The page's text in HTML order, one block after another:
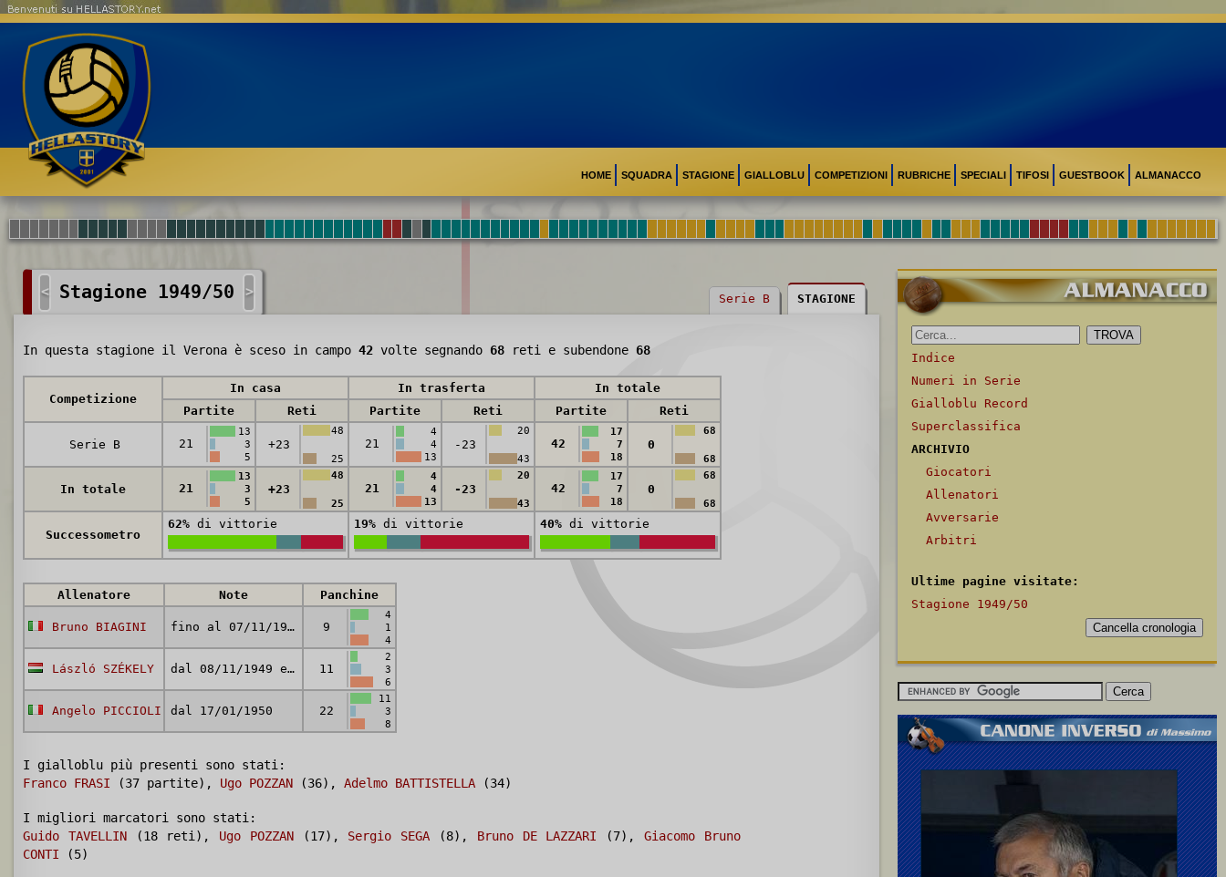
HOME SQUADRA STAGIONE GIALLOBLU COMPETIZIONI RUBRICHE SPECIALI TIFOSI GUESTBOOK ALMANACCO
Benvenuti su HELLASTORY.net
< Stagione 1949/50 > Serie B STAGIONE
In questa stagione il Verona è sceso in campo 42 volte segnando 68 reti e subendone 68
Competizione
In casa In trasferta
In totale
Partite
Reti Partite Reti Partite Reti
Serie B 21
13
3
5
+23
48
25
21
4
4
13
-23
20
43
42
17
7
18
0
68
68
In totale 21
13
3
5
+23
48
25
21
4
4
13
-23
20
43
42
17
7
18
0
68
68
Successometro
62% di vittorie 19% di vittorie 40% di vittorie
Allenatore Note Panchine
Bruno BIAGINI fino al 07/11/1949 9
4
1
4
László SZÉKELY dal 08/11/1949 e fino al 16/01/1950 11
2
3
6
Angelo PICCIOLI dal 17/01/1950 22
11
3
8
I gialloblu più presenti sono stati:
Franco FRASI (37 partite), Ugo POZZAN (36), Adelmo BATTISTELLA (34)
I migliori marcatori sono stati:
Guido TAVELLIN(18 reti), Ugo POZZAN(17), Sergio SEGA (8), Bruno DE LAZZARI (7), Giacomo Bruno
CONTI (5)
Indice
Numeri in Serie
Gialloblu Record
Superclassifica
ARCHIVIO
Giocatori
Allenatori
Avversarie
Arbitri
Ultime pagine visitate:
Stagione 1949/50